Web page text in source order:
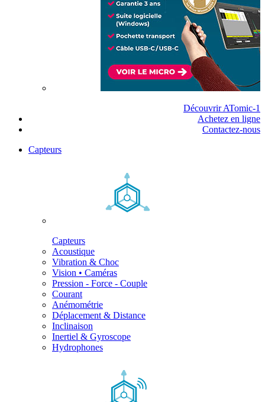
Découvrir ATomic-1
Achetez en ligne
Contactez-nous
Capteurs
Capteurs
Acoustique
Vibration & Choc
Vision • Caméras
Pression - Force - Couple
Courant
Anémométrie
Déplacement & Distance
Inclinaison
Inertiel & Gyroscope
Hydrophones